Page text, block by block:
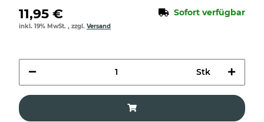
11,95 € Sofort verfügbar
inkl. 19% MwSt. , zzgl. Versand
Stk